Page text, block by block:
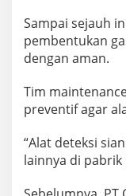
Sampai sejauh
pembentukan
dengan aman.
Tim
preventif agar
“Alat deteksi
lainnya di pabrik